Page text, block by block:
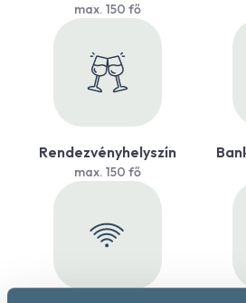
max. 150 fő
Rendezvényhelyszín
max. 150 fő